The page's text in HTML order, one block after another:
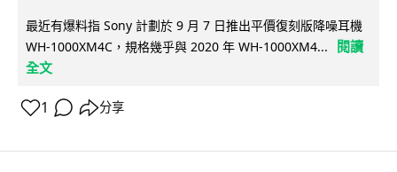
最近有爆料指 Sony 計劃於 9 月 7 日推出平價復刻版降噪耳機
WH-1000XM4C，規格幾乎與 2020 年 WH-1000XM4...
閱讀
全文
1 分享